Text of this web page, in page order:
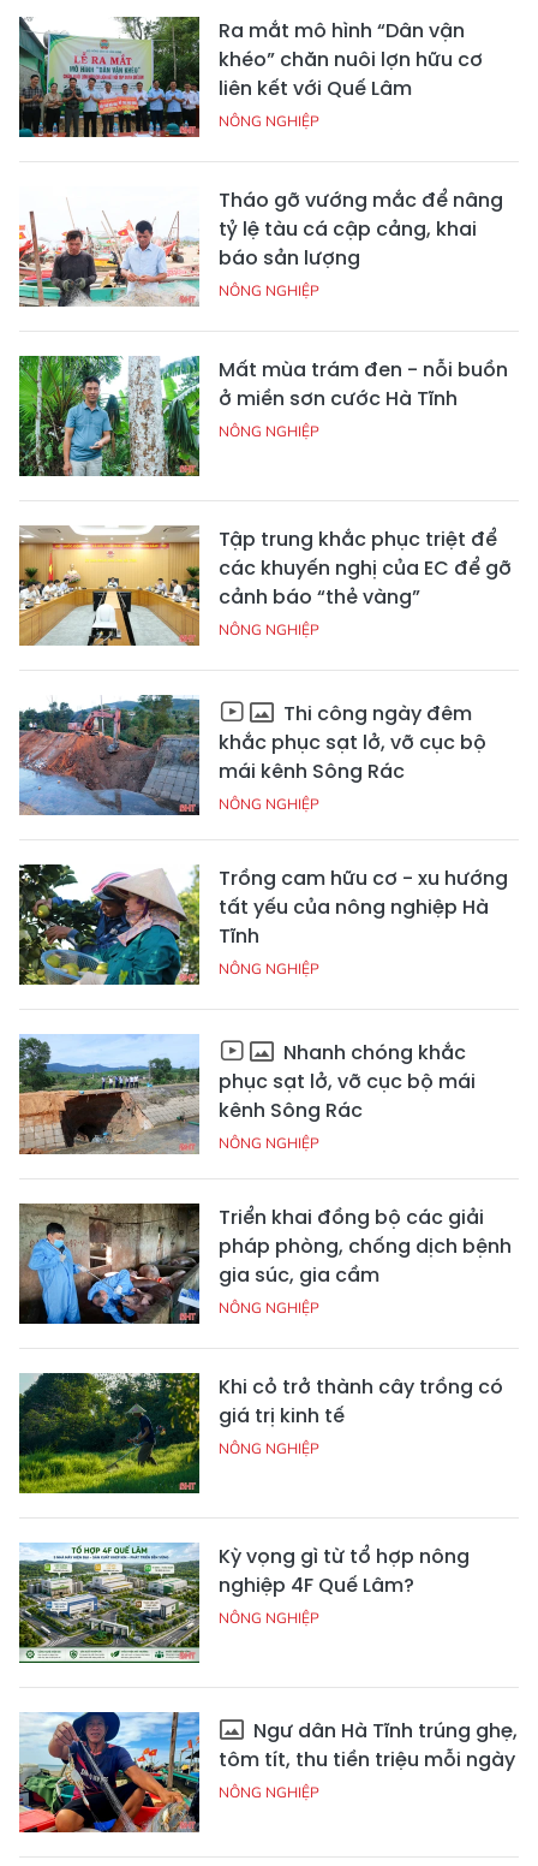
Ra mắt mô hình “Dân vận
khéo” chăn nuôi lợn hữu cơ
liên kết với Quế Lâm
NÔNG NGHIỆP
Tháo gỡ vướng mắc để nâng
tỷ lệ tàu cá cập cảng, khai
báo sản lượng
NÔNG NGHIỆP
Mất mùa trám đen - nỗi buồn
ở miền sơn cước Hà Tĩnh
NÔNG NGHIỆP
Tập trung khắc phục triệt để
các khuyến nghị của EC để gỡ
cảnh báo “thẻ vàng”
NÔNG NGHIỆP
Thi công ngày đêm
khắc phục sạt lở, vỡ cục bộ
mái kênh Sông Rác
NÔNG NGHIỆP
Trồng cam hữu cơ - xu hướng
tất yếu của nông nghiệp Hà
Tĩnh
NÔNG NGHIỆP
Nhanh chóng khắc
phục sạt lở, vỡ cục bộ mái
kênh Sông Rác
NÔNG NGHIỆP
Triển khai đồng bộ các giải
pháp phòng, chống dịch bệnh
gia súc, gia cầm
NÔNG NGHIỆP
Khi cỏ trở thành cây trồng có
giá trị kinh tế
NÔNG NGHIỆP
Kỳ vọng gì từ tổ hợp nông
nghiệp 4F Quế Lâm?
NÔNG NGHIỆP
Ngư dân Hà Tĩnh trúng ghẹ,
tôm tít, thu tiền triệu mỗi ngày
NÔNG NGHIỆP